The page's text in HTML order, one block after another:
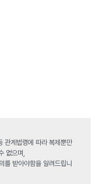
관계법령에 따라 복제뿐만
없으며,
를 받아야함을 알려드립니